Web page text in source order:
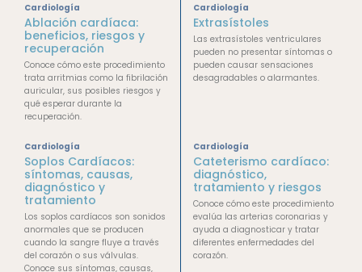
Cardiología
Ablación cardíaca:
beneficios, riesgos y
recuperación
Conoce cómo este procedimiento
trata arritmias como la fibrilación
auricular, sus posibles riesgos y
qué esperar durante la
recuperación.
Cardiología
Extrasístoles
Las extrasístoles ventriculares
pueden no presentar síntomas o
pueden causar sensaciones
desagradables o alarmantes.
Cardiología
Soplos Cardíacos:
síntomas, causas,
diagnóstico y
tratamiento
Los soplos cardíacos son sonidos
anormales que se producen
cuando la sangre fluye a través
del corazón o sus válvulas.
Conoce sus síntomas, causas,
Cardiología
Cateterismo cardíaco:
diagnóstico,
tratamiento y riesgos
Conoce cómo este procedimiento
evalúa las arterias coronarias y
ayuda a diagnosticar y tratar
diferentes enfermedades del
corazón.